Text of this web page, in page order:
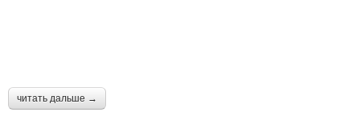
читать дальше →